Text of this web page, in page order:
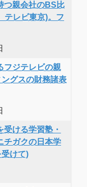
つ親会社のBS比
テレビ東京)。フ
フジテレビの親
グスの財務諸表
受ける学習塾・
チガクの日本学
けて)